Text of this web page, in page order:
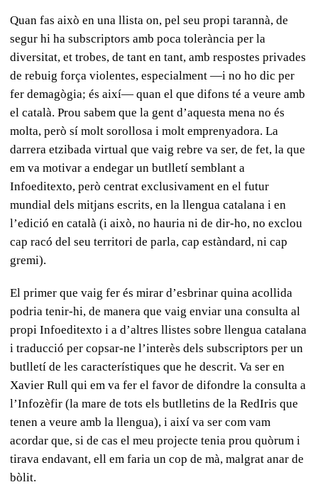
Quan fas això en una llista on, pel seu propi tarannà, de
segur hi ha subscriptors amb poca tolerància per la
diversitat, et trobes, de tant en tant, amb respostes privades
de rebuig força violentes, especialment —i no ho dic per
fer demagògia; és així— quan el que difons té a veure amb
el català. Prou sabem que la gent d’aquesta mena no és
molta, però sí molt sorollosa i molt emprenyadora. La
darrera etzibada virtual que vaig rebre va ser, de fet, la que
em va motivar a endegar un butlletí semblant a
Infoeditexto, però centrat exclusivament en el futur
mundial dels mitjans escrits, en la llengua catalana i en
l’edició en català (i això, no hauria ni de dir-ho, no exclou
cap racó del seu territori de parla, cap estàndard, ni cap
gremi).
El primer que vaig fer és mirar d’esbrinar quina acollida
podria tenir-hi, de manera que vaig enviar una consulta al
propi Infoeditexto i a d’altres llistes sobre llengua catalana
i traducció per copsar-ne l’interès dels subscriptors per un
butlletí de les característiques que he descrit. Va ser en
Xavier Rull qui em va fer el favor de difondre la consulta a
l’Infozèfir (la mare de tots els butlletins de la RedIris que
tenen a veure amb la llengua), i així va ser com vam
acordar que, si de cas el meu projecte tenia prou quòrum i
tirava endavant, ell em faria un cop de mà, malgrat anar de
bòlit.